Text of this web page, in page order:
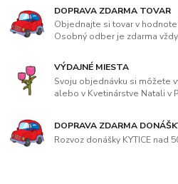
DOPRAVA ZDARMA TOVAR
Objednajte si tovar v
Osobný odber je zdarma vždy.
VÝDAJNÉ MIESTA
Svoju objednávku si môžete
alebo v Kvetinárstve Natali v
DOPRAVA ZDARMA
Rozvoz donášky KYTICE nad